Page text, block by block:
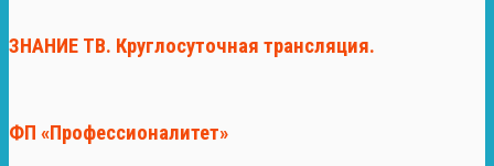
ЗНАНИЕ ТВ. Круглосуточная трансляция.
ФП «Профессионалитет»